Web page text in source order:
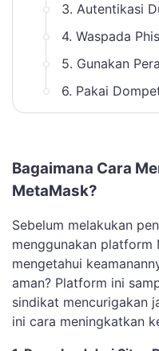
3. Autentikasi
4. Waspada
5. Gunakan
6. Pakai
Bagaimana Cara
MetaMask?
Sebelum melakukan
menggunakan platform
mengetahui
aman? Platform ini
sindikat mencurigakan
ini cara meningkatkan